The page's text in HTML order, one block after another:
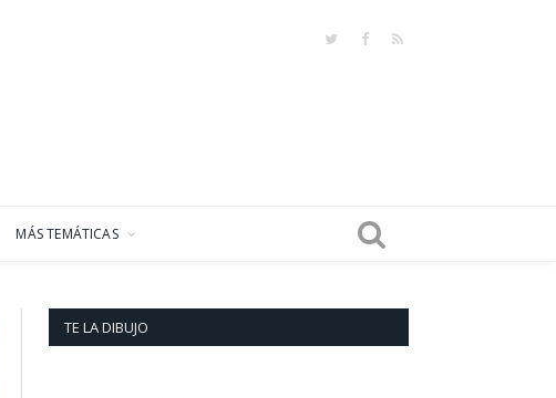
TwitterFacebook
RSS
MÁS TEMÁTICAS
TE LA DIBUJO